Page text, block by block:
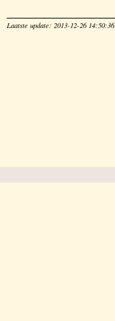
Laatste update: 2013-12-26 14:50:36